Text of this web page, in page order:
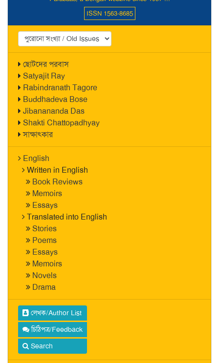
ISSN 1563-8685
ছোটদের পরবাস
Satyajit Ray
Rabindranath Tagore
Buddhadeva Bose
Jibanananda Das
Shakti Chattopadhyay
সাক্ষাৎকার
English
Written in English
Book Reviews
Memoirs
Essays
Translated into English
Stories
Poems
Essays
Memoirs
Novels
Drama
লেখক/Author List
চিঠিপত্র/Feedback
Search